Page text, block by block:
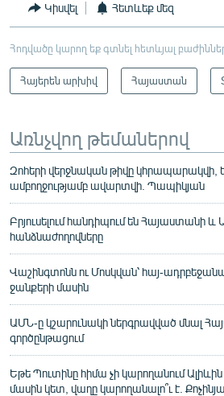
Կիսվել Հետևեք մեզ
Հոդվածը կարող եք գտնել հետևյալ
Հայերեն արխիվ Հայաստան
Առնչվող թեմաներով
Զոհերի վերջնական թիվը կհրապարակվի,
ամբողջությամբ ավարտվի. Պապիկյան
Բրյուսելում հանդիպում են Հայաստանի
հանձնաժողովները
Վաշինգտոնն ու Մոսկվան՝ հայ-
ջանքերի մասին
ԱՄՆ-ը կշարունակի ներգրավված մնալ
գործընթացում
Եթե Պուտինը հիմա չի կարողանում
մասին կետ, վաղը կարողանալո՞ւ է.